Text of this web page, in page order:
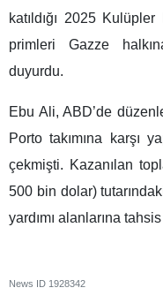
katıldığı 2025
primleri Gazze
duyurdu.
Ebu Ali, ABD’de
Porto takımına karşı
çekmişti. Kazanılan
500 bin dolar)
yardımı alanlarına
News ID 1928342